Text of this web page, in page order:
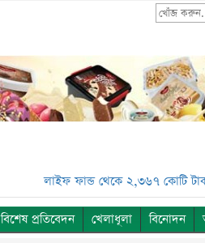
লাইফ ফান্ড থেকে ২,৩৬৭ কোটি টাকা
বিশেষ প্রতিবেদন খেলাধূলা বিনোদন